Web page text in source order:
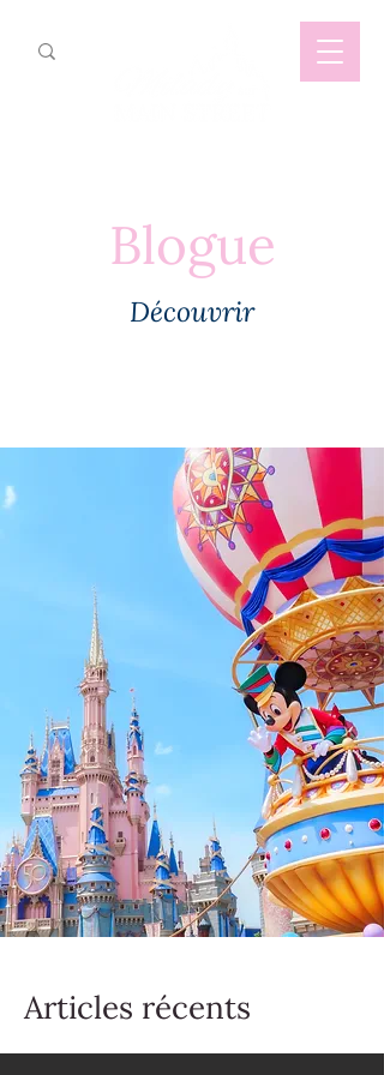
Blogue
Découvrir
Articles récents